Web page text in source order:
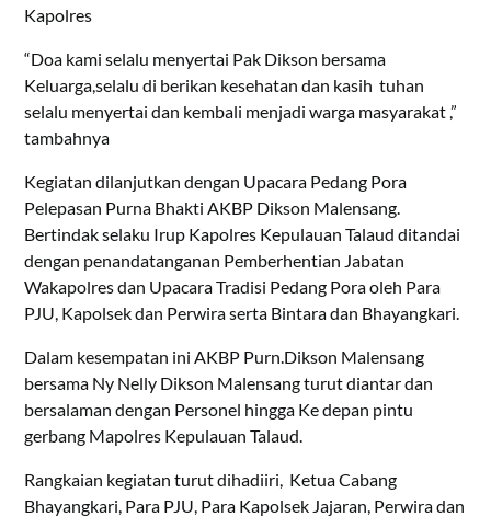
Kapolres
“Doa kami selalu menyertai Pak Dikson bersama
Keluarga,selalu di berikan kesehatan dan kasih tuhan
selalu menyertai dan kembali menjadi warga masyarakat ,”
tambahnya
Kegiatan dilanjutkan dengan Upacara Pedang Pora
Pelepasan Purna Bhakti AKBP Dikson Malensang.
Bertindak selaku Irup Kapolres Kepulauan Talaud ditandai
dengan penandatanganan Pemberhentian Jabatan
Wakapolres dan Upacara Tradisi Pedang Pora oleh Para
PJU, Kapolsek dan Perwira serta Bintara dan Bhayangkari.
Dalam kesempatan ini AKBP Purn.Dikson Malensang
bersama Ny Nelly Dikson Malensang turut diantar dan
bersalaman dengan Personel hingga Ke depan pintu
gerbang Mapolres Kepulauan Talaud.
Rangkaian kegiatan turut dihadiiri, Ketua Cabang
Bhayangkari, Para PJU, Para Kapolsek Jajaran, Perwira dan